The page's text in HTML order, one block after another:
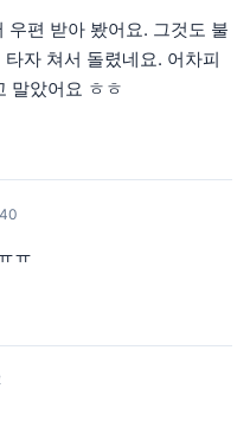
우편 받아 봤어요. 그것도 불
자 쳐서 돌렸네요. 어차피
말았어요 ㅎㅎ
ㅠ